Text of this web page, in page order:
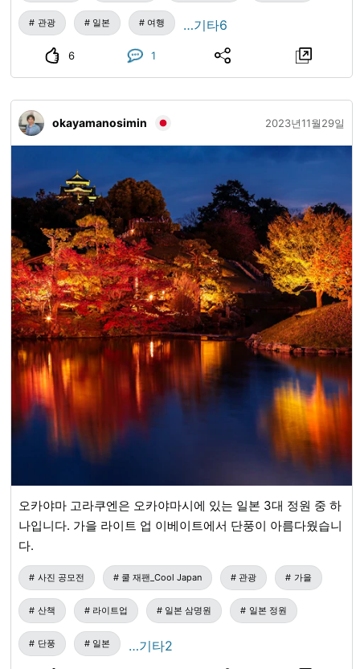
관광 일본 여행 …기타6
6 1
okayamanosimin 2023년11월29일
오카야마 고라쿠엔은 오카야마시에 있는 일본 3대 정원 중 하
나입니다. 가을 라이트 업 이베이트에서 단풍이 아름다웠습니
다.
사진 공모전 쿨 재팬_Cool Japan 관광 가을
산책 라이트업 일본 삼명원 일본 정원
단풍 일본 …기타2